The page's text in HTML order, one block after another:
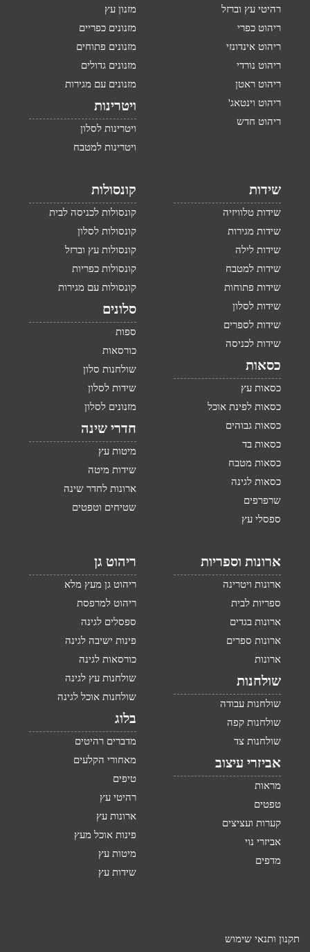
רהיטי עץ וברזל
ריהוט כפרי
ריהוט אינדונזי
ריהוט נורדי
ריהוט ראטן
ריהוט וינטאג'
ריהוט חדש
מזנון עץ
מזנונים כפריים
מזנונים פתוחים
מזנונים גדולים
מזנונים עם מגירות
ויטרינות
ויטרינות לסלון
ויטרינות למטבח
שידות
שידות טלוויזיה
שידות מגירות
שידות לילה
שידות למטבח
שידות פתוחות
שידות לסלון
שידות לספרים
שידות לכניסה
כסאות
כסאות עץ
כסאות לפינת אוכל
כסאות גבוהים
כסאות בד
כסאות מטבח
כסאות לגינה
שרפרפים
ספסלי עץ
קונסולות
קונסולות לכניסה לבית
קונסולות לסלון
קונסולות עץ וברזל
קונסולות כפריות
קונסולות עם מגירות
סלונים
ספות
כורסאות
שולחנות סלון
שידות לסלון
מזנונים לסלון
חדרי שינה
מיטות עץ
שידות מיטה
ארונות לחדר שינה
שטיחים וטפטים
ארונות וספריות
ארונות ויטרינה
ספריות לבית
ארונות בגדים
ארונות ספרים
ארונות
שולחנות
שולחנות עבודה
שולחנות קפה
שולחנות צד
אביזרי עיצוב
מראות
טפטים
קערות ועציצים
אביזרי נוי
מדפים
ריהוט גן
ריהוט גן מעץ מלא
ריהוט למרפסת
ספסלים לגינה
פינות ישיבה לגינה
כורסאות לגינה
שולחנות עץ לגינה
שולחנות אוכל לגינה
בלוג
מדברים רהיטים
מאחורי הקלעים
טיפים
רהיטי עץ
ארונות עץ
פינות אוכל מעץ
מיטות עץ
שידות עץ
תקנון ותנאי שימוש